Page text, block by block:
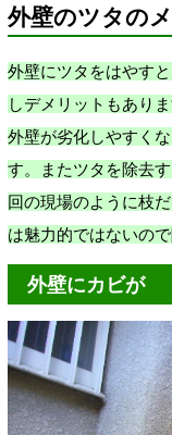
外壁のツタの
外壁にツタをはやす
しデメリットもあり
外壁が劣化しやすく
す。またツタを除去
回の現場のように枝
は魅力的ではないの
外壁にカビが